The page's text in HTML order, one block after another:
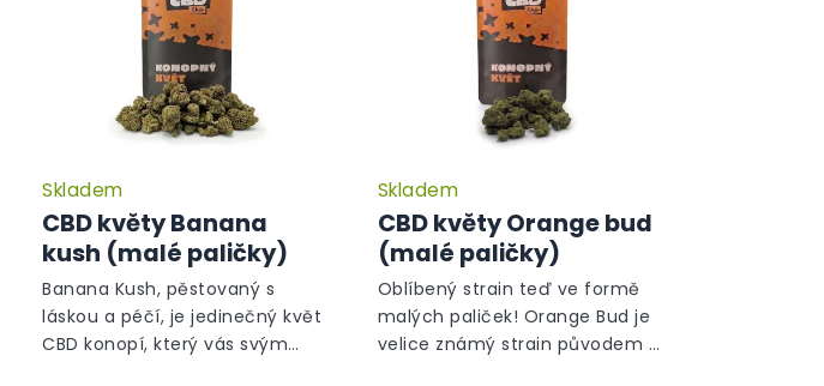
Průměrné
hodnocení
produktu
hvězdiček.
CBD květy Banana
kush (malé paličky)
Skladem
Banana Kush, pěstovaný s
láskou a péčí, je jedinečný květ
CBD konopí, který vás svým
CBD květy Orange bud
(malé paličky)
Skladem
Oblíbený strain teď ve formě
malých paliček! Orange Bud je
velice známý strain původem z